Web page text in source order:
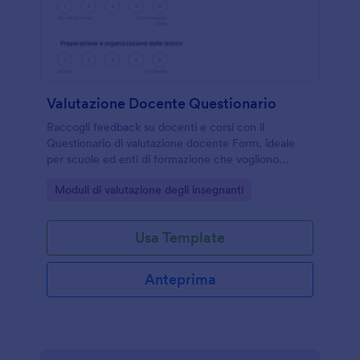
Valutazione Docente Questionario
Raccogli feedback su docenti e corsi con il
Questionario di valutazione docente Form, ideale
per scuole ed enti di formazione che vogliono
data collection online.
Go to Category:
Moduli di valutazione degli insegnanti
Usa Template
Anteprima